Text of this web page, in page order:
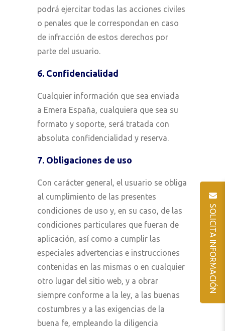
podrá ejercitar todas las acciones civiles
o penales que le correspondan en caso
de infracción de estos derechos por
parte del usuario.
6. Confidencialidad
Cualquier información que sea enviada
a Emera España, cualquiera que sea su
formato y soporte, será tratada con
absoluta confidencialidad y reserva.
7. Obligaciones de uso
Con carácter general, el usuario se obliga
al cumplimiento de las presentes
condiciones de uso y, en su caso, de las
condiciones particulares que fueran de
aplicación, así como a cumplir las
especiales advertencias e instrucciones
contenidas en las mismas o en cualquier
otro lugar del sitio web, y a obrar
siempre conforme a la ley, a las buenas
costumbres y a las exigencias de la
buena fe, empleando la diligencia
SOLICITA INFORMACIÓN